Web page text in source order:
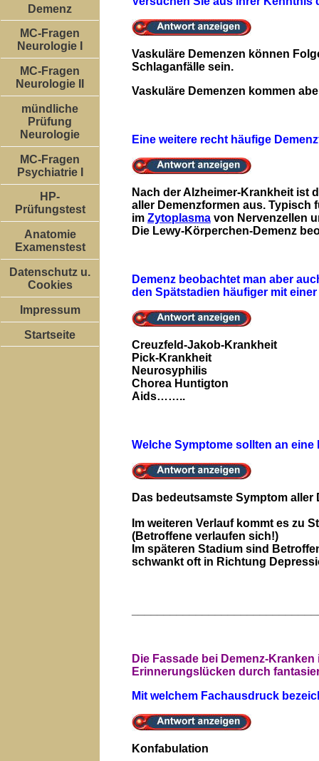
Demenz
MC-Fragen
Neurologie I
MC-Fragen
Neurologie II
mündliche
Prüfung
Neurologie
MC-Fragen
Psychiatrie I
HP-
Prüfungstest
Anatomie
Examenstest
Datenschutz u.
Cookies
Impressum
Startseite
Vaskuläre Demenzen können
Schlaganfälle sein.
Vaskuläre Demenzen kommen
Eine weitere recht häufige
Nach der Alzheimer-Krankheit ist
aller Demenzformen aus.
im Zytoplasma von Nervenzellen
Die Lewy-Körperchen-Demenz
Demenz beobachtet man aber
den Spätstadien häufiger mit
Creuzfeld-Jakob-Krankheit
Pick-Krankheit
Neurosyphilis
Chorea Huntigton
Aids……..
Welche Symptome sollten an
Das bedeutsamste Symptom
Im weiteren Verlauf kommt es zu
(Betroffene verlaufen sich!)
Im späteren Stadium sind
schwankt oft in Richtung
Die Fassade bei Demenz-
Erinnerungslücken durch
Mit welchem Fachausdruck
Konfabulation